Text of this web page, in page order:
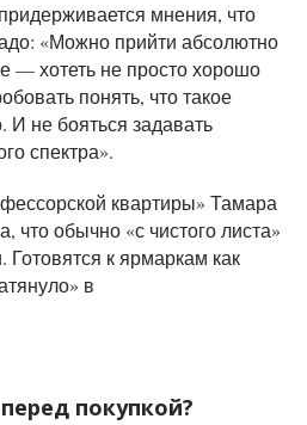
мнения, что
«Можно прийти абсолютно
— хотеть не просто хорошо
понять, что такое
И не бояться задавать
спектра».
квартиры» Тамара
что обычно «с чистого листа»
к ярмаркам как
в
покупкой?